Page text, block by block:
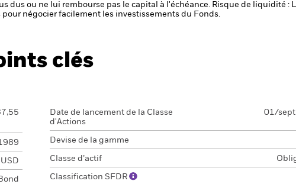
dus ou ne lui rembourse pas le capital à l'échéance. Risque de liquidité :
négocier facilement les investissements du Fonds.
clés
USD
Date de lancement de la Classe
d'Actions
01/
Devise de la gamme
Classe d’actif
Classification SFDR